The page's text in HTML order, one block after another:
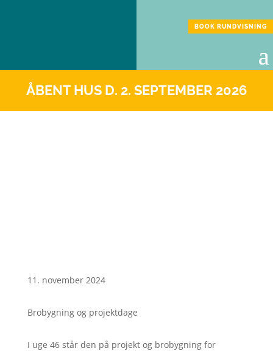
BOOK RUNDVISNING
ÅBENT HUS D. 2. SEPTEMBER 2026
11. november 2024
Brobygning og projektdage
I uge 46 står den på projekt og brobygning for